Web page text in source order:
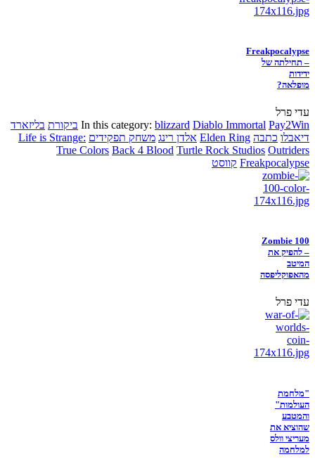
Freakpocalypse
– תחילתה של
ידידות
מופלאה?
עדי פרל
In this category: blizzard Diablo Immortal Pay2Win ביקורת בליזארד
דיאבלו כתבה Elden Ring אלדן רינג משחק תפקידים Life is Strange:
True Colors Back 4 Blood Turtle Rock Studios Outriders
Freakpocalypse קווסט
Zombie 100
– להפיק את
המיטב
מהאפוקליפסה
עדי פרל
"מלחמת
העולמות"
והמטבע
שהוציא את
מעריצי וולס
למלחמה